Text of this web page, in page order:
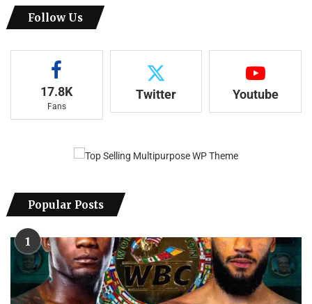
Follow Us
17.8K
Fans
Twitter Youtube
Popular Posts
1